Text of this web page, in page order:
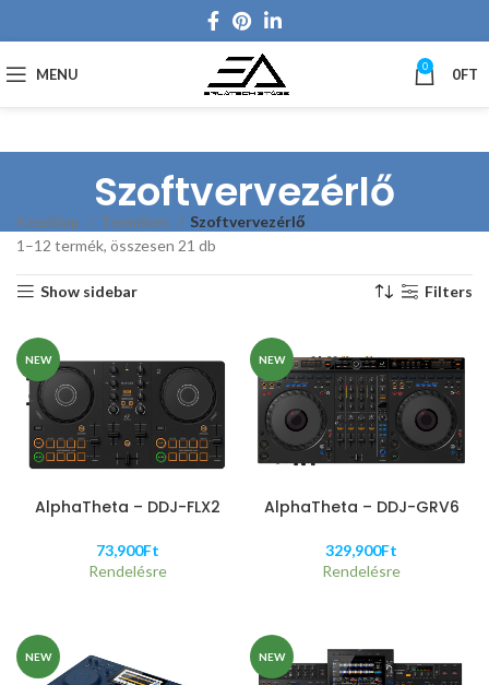
MENU 0 0FT
Szoftvervezérlő
Kezdőlap Termékek
Szoftvervezérlő
1–12 termék, összesen 21 db
Show sidebar Filters
NEW
AlphaTheta – DDJ-FLX2
73,900Ft
Rendelésre
NEW
AlphaTheta – DDJ-GRV6
329,900Ft
Rendelésre
NEW NEW